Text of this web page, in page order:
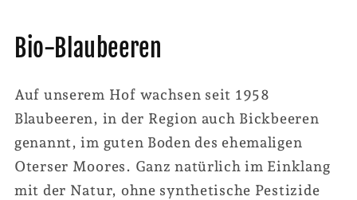
Bio-Blaubeeren
Auf unserem Hof wachsen seit 1958
Blaubeeren, in der Region auch Bickbeeren
genannt, im guten Boden des ehemaligen
Oterser Moores. Ganz natürlich im Einklang
mit der Natur, ohne synthetische Pestizide